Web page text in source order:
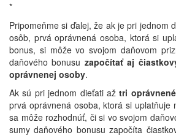
*
Pripomeňme si ďalej, že ak je pri jednom
osôb, prvá oprávnená osoba, ktorá si
bonus, si môže vo svojom daňovom
daňového bonusu započítať aj
oprávnenej osoby.
Ak sú pri jednom dieťati ažtri
prvá oprávnená osoba, ktorá si uplatňuje
sa môže rozhodnúť, či si vo svojom
sumy daňového bonusu započíta